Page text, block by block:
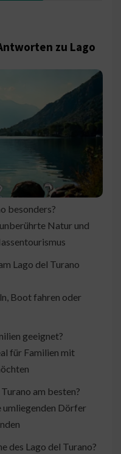
zu Lago
besonders?
Natur und
Lago del Turano
Boot fahren oder
geeignet?
für Familien mit
am besten?
umliegenden Dörfer
des Lago del Turano?